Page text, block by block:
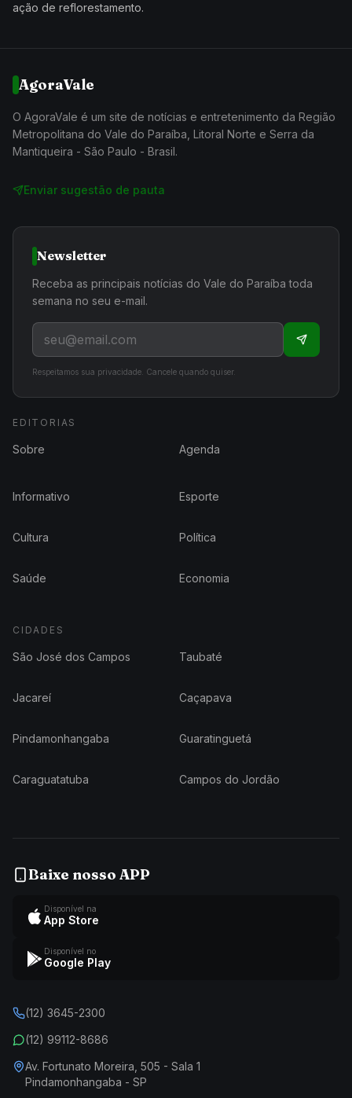
ação de reflorestamento.
AgoraVale
O AgoraVale é um site de notícias e entretenimento da Região
Metropolitana do Vale do Paraíba, Litoral Norte e Serra da
Mantiqueira - São Paulo - Brasil.
Enviar sugestão de pauta
Newsletter
Receba as principais notícias do Vale do Paraíba toda
semana no seu e-mail.
Respeitamos sua privacidade. Cancele quando quiser.
EDITORIAS
Sobre Agenda
Informativo Esporte
Cultura Política
Saúde Economia
CIDADES
São José dos Campos Taubaté
Jacareí Caçapava
Pindamonhangaba Guaratinguetá
Caraguatatuba Campos do Jordão
Baixe nosso APP
Disponível na
App Store
Disponível no
Google Play
(12) 3645-2300
(12) 99112-8686
Av. Fortunato Moreira, 505 - Sala 1
Pindamonhangaba - SP